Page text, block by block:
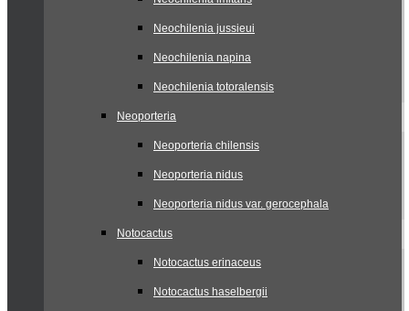
Neochilenia jussieui
Neochilenia napina
Neochilenia totoralensis
Neoporteria
Neoporteria chilensis
Neoporteria nidus
Neoporteria nidus var. gerocephala
Notocactus
Notocactus erinaceus
Notocactus haselbergii